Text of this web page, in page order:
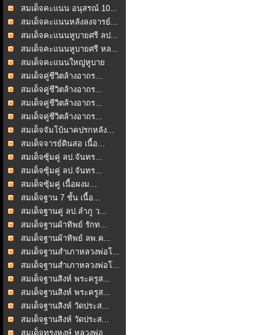
สมเด็จคะแนน อนุสรณ์ 10...
สมเด็จคะแนนหลังลงจารย์...
สมเด็จคะแนนหูบายศรี ลป...
สมเด็จคะแนนหูบายศรี หล...
สมเด็จคะแนนใหญ่หูบาย
ศร...
สมเด็จคู่ชีวิตล้างอาถร...
สมเด็จคู่ชีวิตล้างอาถร...
สมเด็จคู่ชีวิตล้างอาถร...
สมเด็จคู่ชีวิตล้างอาถร...
สมเด็จจัมโบ้นาคปรกหลัง...
สมเด็จจารย์ดินสอ เนื้อ...
สมเด็จซุ้มคู่ ลป.จันทร...
สมเด็จซุ้มคู่ ลป.จันทร...
สมเด็จซุ้มคู่ เนื้อผงม...
สมเด็จฐาน 7 ชั้น เนื้อ...
สมเด็จฐานคู่ ลป.ลำภู ว...
สมเด็จฐานผ้าทิพย์ รักท...
สมเด็จฐานผ้าทิพย์ ลพ.ค...
สมเด็จฐานสำเภาหลวงพ่อโ...
สมเด็จฐานสำเภาหลวงพ่อโ...
สมเด็จฐานสิงห์ พระครูส...
สมเด็จฐานสิงห์ พระครูส...
สมเด็จฐานสิงห์ วัดประส...
สมเด็จฐานสิงห์ วัดประส...
สมเด็จทรงหงษ์ หลวงพ่อ...